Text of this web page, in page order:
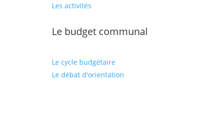
Les activités
Le budget communal
Le cycle budgétaire
Le débat d'orientation